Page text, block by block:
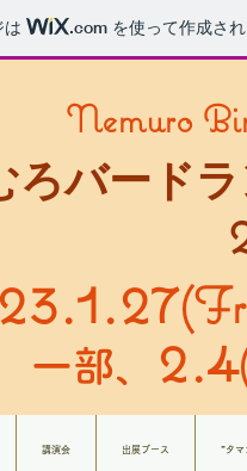
は .com を使って作成さ
Nemuro
ろバード
一部、 2.4
講演会 出展ブース ”タマ